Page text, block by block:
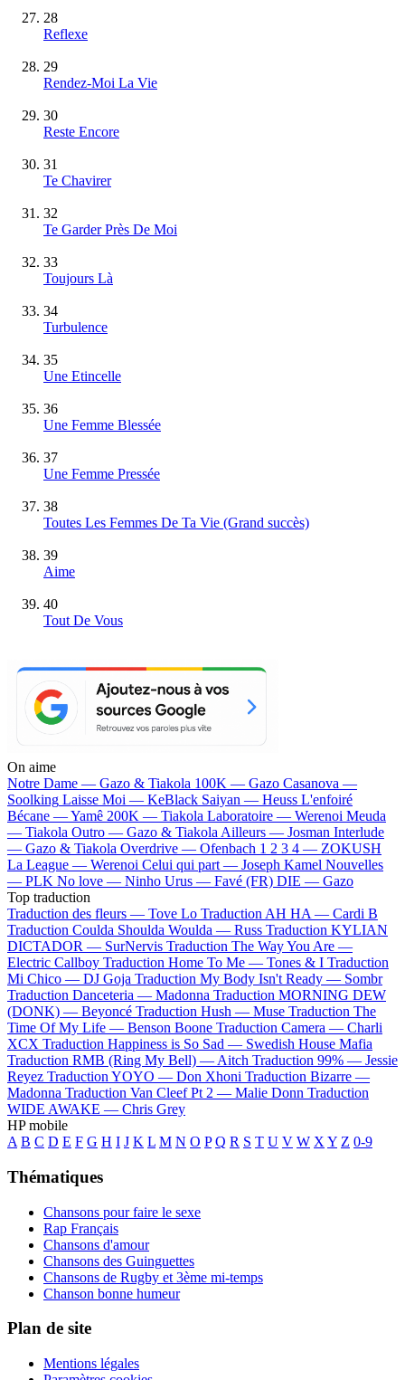
28
Reflexe
29
Rendez-Moi La Vie
30
Reste Encore
31
Te Chavirer
32
Te Garder Près De Moi
33
Toujours Là
34
Turbulence
35
Une Etincelle
36
Une Femme Blessée
37
Une Femme Pressée
38
Toutes Les Femmes De Ta Vie (Grand succès)
39
Aime
40
Tout De Vous
On aime
Notre Dame — Gazo & Tiakola 100K — Gazo Casanova —
Soolking Laisse Moi — KeBlack Saiyan — Heuss L'enfoiré
Bécane —Yamê 200K — Tiakola Laboratoire — Werenoi Meuda
— Tiakola Outro — Gazo & Tiakola Ailleurs — Josman Interlude
— Gazo & Tiakola Overdrive — Ofenbach 1 2 3 4 — ZOKUSH
La League — Werenoi Celui qui part — Joseph Kamel Nouvelles
— PLK No love — Ninho Urus — Favé (FR) DIE — Gazo
Top traduction
Traduction des fleurs — Tove Lo Traduction AH HA — Cardi B
Traduction Coulda Shoulda Woulda — Russ Traduction KYLIAN
DICTADOR — SurNervis Traduction The Way You Are —
Electric Callboy Traduction Home To Me — Tones & I Traduction
Mi Chico — DJ Goja Traduction My Body Isn't Ready — Sombr
Traduction Danceteria — Madonna Traduction MORNING DEW
(DONK) — Beyoncé Traduction Hush — Muse Traduction The
Time Of My Life — Benson Boone Traduction Camera — Charli
XCX Traduction Happiness is So Sad — Swedish House Mafia
Traduction RMB (Ring My Bell) — Aitch Traduction 99% — Jessie
Reyez Traduction YOYO — Don Xhoni Traduction Bizarre —
Madonna Traduction Van Cleef Pt 2 — Malie Donn Traduction
WIDE AWAKE — Chris Grey
HP mobile
A B C D E F G H I J K L M N O P Q R S T U V W X Y Z 0-9
Thématiques
Chansons pour faire le sexe
Rap Français
Chansons d'amour
Chansons des Guinguettes
Chansons de Rugby et 3ème mi-temps
Chanson bonne humeur
Plan de site
Mentions légales